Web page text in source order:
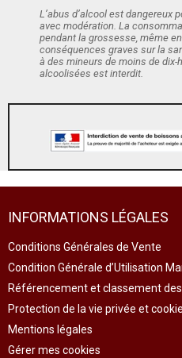
L’abus d’alcool est dangereux
avec modération. La
pendant la grossesse, même
conséquences graves sur la
à des mineurs de moins de
alcoolisées est interdit.
INFORMATIONS LÉGALES
Conditions Générales de Vente
Condition Générale d’Utilisation
Référencement et classement
Protection de la vie privée et
Mentions légales
Gérer mes cookies